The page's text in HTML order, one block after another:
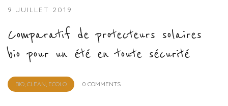
9 JUILLET 2019
Comparatif de protecteurs solaires
bio pour un été en toute sécurité
BIO, CLEAN, ECOLO
by
0 COMMENTS